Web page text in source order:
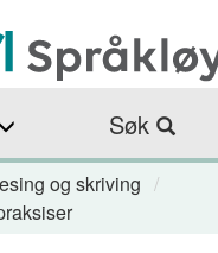
Søk
og skriving